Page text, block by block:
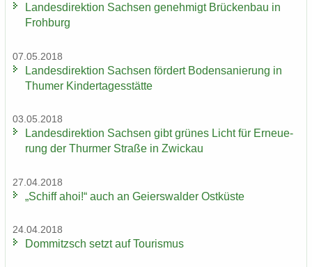
Lan­des­di­rek­ti­on Sach­sen ge­neh­migt Brü­cken­bau in
Froh­burg
07.05.2018
Lan­des­di­rek­ti­on Sach­sen för­dert Bo­den­sa­nie­rung in
Thu­mer Kin­der­ta­ges­stät­te
03.05.2018
Lan­des­di­rek­ti­on Sach­sen gibt grü­nes Licht für Er­neue­
rung der Thur­mer Stra­ße in Zwi­ckau
27.04.2018
„Schiff ahoi!“ auch an Gei­ers­wal­der Ost­küs­te
24.04.2018
Dom­mitzsch setzt auf Tou­ris­mus